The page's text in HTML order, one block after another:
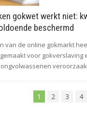
gokwet werkt niet:
beschermd
van de online gokmarkt
voor gokverslaving
1 2 3 4